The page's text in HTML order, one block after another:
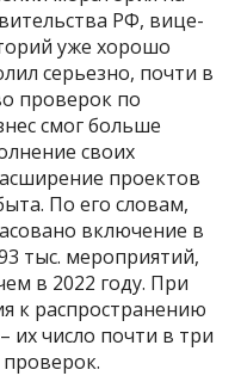
РФ, вице-
уже хорошо
серьезно, почти в
проверок по
смог больше
своих
проектов
По его словам,
включение в
тыс. мероприятий,
в 2022 году. При
к распространению
их число почти в три